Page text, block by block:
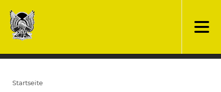
zum
Inhalt
Startseite